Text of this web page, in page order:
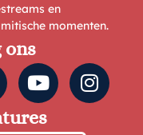
en
momenten.
ons